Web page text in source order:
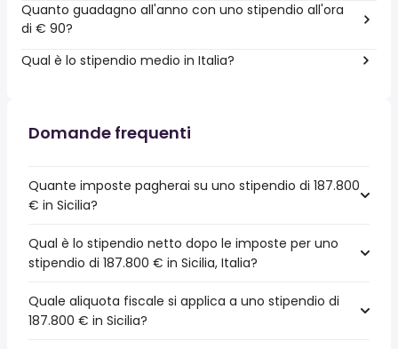
Quanto guadagno all'anno con uno stipendio all'ora
di € 90?
Qual è lo stipendio medio in Italia?
Domande frequenti
Quante imposte pagherai su uno stipendio di 187.800
€ in Sicilia?
Qual è lo stipendio netto dopo le imposte per uno
stipendio di 187.800 € in Sicilia, Italia?
Quale aliquota fiscale si applica a uno stipendio di
187.800 € in Sicilia?